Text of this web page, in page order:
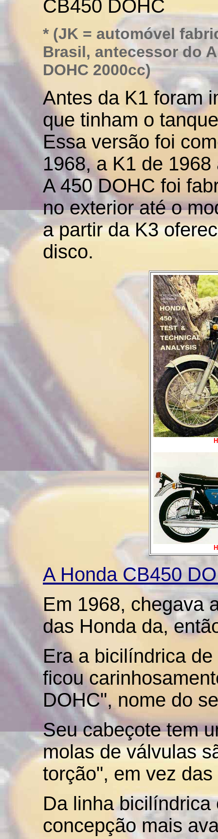
CB450 DOHC
*(JK = automóvel
Brasil, antecessor do
DOHC 2000cc)
Antes da K1 foram
que tinham o
Essa versão foi
1968, a K1 de
A 450 DOHC foi
no exterior até o
a partir da K3
disco.
A Honda CB450
Em 1968, chegava
das Honda da,
Era a bicilíndrica
ficou
DOHC", nome do
Seu cabeçote tem
molas de válvulas
torção", em vez
Da linha bicilíndrica
concepção mais